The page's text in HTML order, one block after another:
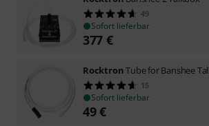
49
Sofort lieferbar
377 €
RocktronTube for Banshee
15
Sofort lieferbar
49€